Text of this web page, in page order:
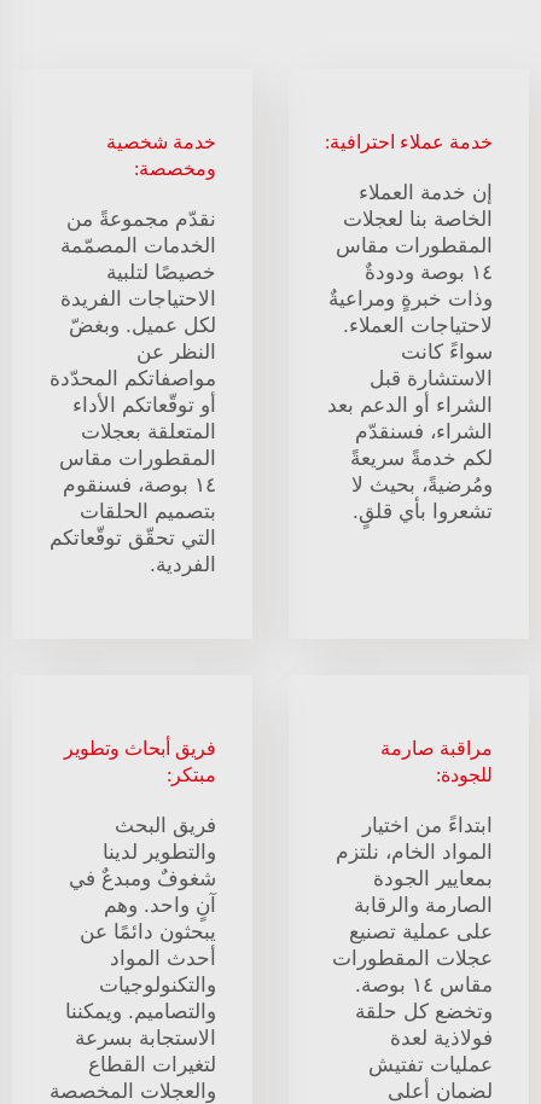
خدمة عملاء احترافية:
إن خدمة العملاء
الخاصة بنا لعجلات
المقطورات مقاس
١٤ بوصة ودودةٌ
وذات خبرةٍ ومراعيةٌ
لاحتياجات العملاء.
سواءً كانت
الاستشارة قبل
الشراء أو الدعم بعد
الشراء، فسنقدّم
لكم خدمةً سريعةً
ومُرضيةً، بحيث لا
تشعروا بأي قلقٍ.
خدمة شخصية
ومخصصة:
نقدّم مجموعةً من
الخدمات المصمّمة
خصيصًا لتلبية
الاحتياجات الفريدة
لكل عميل. وبغضّ
النظر عن
مواصفاتكم المحدّدة
أو توقّعاتكم الأداء
المتعلقة بعجلات
المقطورات مقاس
١٤ بوصة، فسنقوم
بتصميم الحلقات
التي تحقّق توقّعاتكم
الفردية.
مراقبة صارمة
للجودة:
ابتداءً من اختيار
المواد الخام، نلتزم
بمعايير الجودة
الصارمة والرقابة
على عملية تصنيع
عجلات المقطورات
مقاس ١٤ بوصة.
وتخضع كل حلقة
فولاذية لعدة
عمليات تفتيش
لضمان أعلى
فريق أبحاث وتطوير
مبتكر:
فريق البحث
والتطوير لدينا
شغوفٌ ومبدعٌ في
آنٍ واحد. وهم
يبحثون دائمًا عن
أحدث المواد
والتكنولوجيات
والتصاميم. ويمكننا
الاستجابة بسرعة
لتغيرات القطاع
والعجلات المخصصة